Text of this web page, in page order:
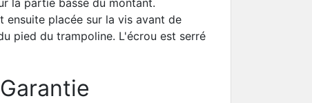
la partie basse du montant.
ensuite placée sur la vis avant de
pied du trampoline. L'écrou est serré
Garantie